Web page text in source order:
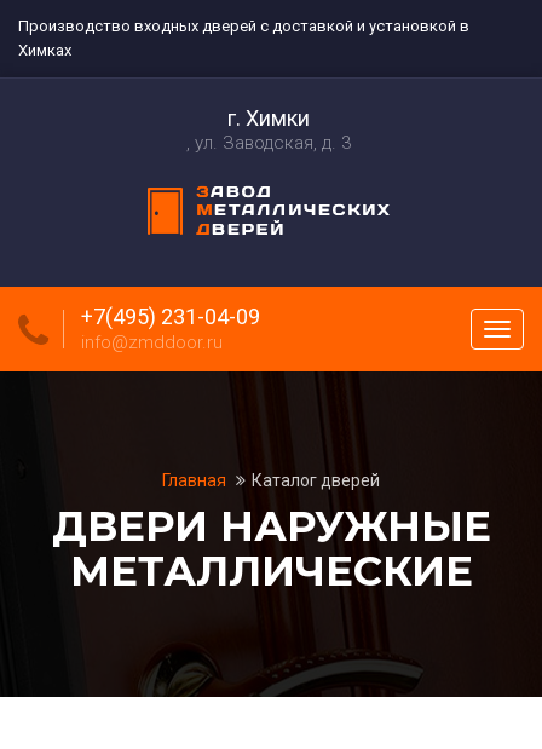
Производство входных дверей с доставкой и установкой в
Химках
г. Химки
ул. Заводская, д. 3
меню
+7(495) 231-04-09
info@zmddoor.ru
Главная Каталог дверей
ДВЕРИ НАРУЖНЫЕ
МЕТАЛЛИЧЕСКИЕ